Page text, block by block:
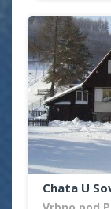
města.
Chata
zařízením.
Celková
můžete ve 2
Některé
sprchovým
pokoje mají
Chata U